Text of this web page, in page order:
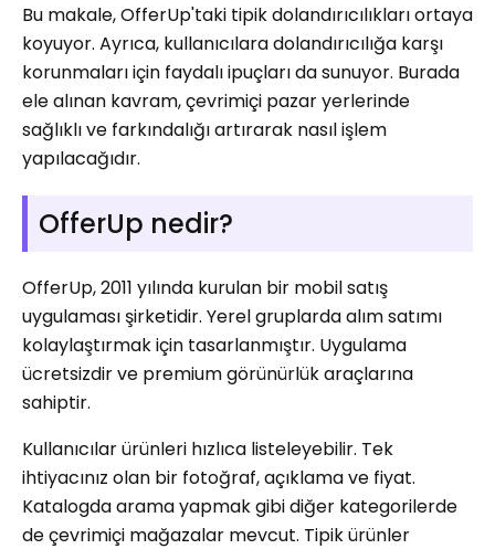
Bu makale, OfferUp'taki tipik dolandırıcılıkları ortaya
koyuyor. Ayrıca, kullanıcılara dolandırıcılığa karşı
korunmaları için faydalı ipuçları da sunuyor. Burada
ele alınan kavram, çevrimiçi pazar yerlerinde
sağlıklı ve farkındalığı artırarak nasıl işlem
yapılacağıdır.
OfferUp nedir?
OfferUp, 2011 yılında kurulan bir mobil satış
uygulaması şirketidir. Yerel gruplarda alım satımı
kolaylaştırmak için tasarlanmıştır. Uygulama
ücretsizdir ve premium görünürlük araçlarına
sahiptir.
Kullanıcılar ürünleri hızlıca listeleyebilir. Tek
ihtiyacınız olan bir fotoğraf, açıklama ve fiyat.
Katalogda arama yapmak gibi diğer kategorilerde
de çevrimiçi mağazalar mevcut. Tipik ürünler